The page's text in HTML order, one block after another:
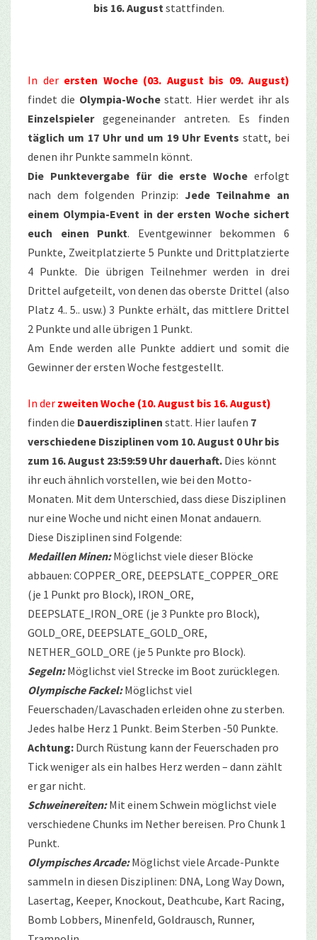
bis 16. Auguststattfinden.
In der ersten Woche (03. August bis 09. August)
findet die Olympia-Wochestatt. Hier werdet ihr als
Einzelspielergegeneinander antreten. Es finden
täglich um 17 Uhr und um 19 Uhr Events statt, bei
denen ihr Punkte sammeln könnt.
Die Punktevergabe für die erste Woche erfolgt
nach dem folgenden Prinzip: Jede Teilnahme an
einem Olympia-Event in der ersten Woche sichert
euch einen Punkt. Eventgewinner bekommen 6
Punkte, Zweitplatzierte 5 Punkte und Drittplatzierte
4 Punkte. Die übrigen Teilnehmer werden in drei
Drittel aufgeteilt, von denen das oberste Drittel (also
Platz 4.. 5.. usw.) 3 Punkte erhält, das mittlere Drittel
2 Punkte und alle übrigen 1 Punkt.
Am Ende werden alle Punkte addiert und somit die
Gewinner der ersten Woche festgestellt.
In der zweiten Woche (10. August bis 16. August)
finden die Dauerdisziplinen statt. Hier laufen 7
verschiedene Disziplinen vom 10. August 0 Uhr bis
zum 16. August 23:59:59 Uhr dauerhaft. Dies könnt
ihr euch ähnlich vorstellen, wie bei den Motto-
Monaten. Mit dem Unterschied, dass diese Disziplinen
nur eine Woche und nicht einen Monat andauern.
Diese Disziplinen sind Folgende:
Medaillen Minen:Möglichst viele dieser Blöcke
abbauen: COPPER_ORE, DEEPSLATE_COPPER_ORE
(je 1 Punkt pro Block), IRON_ORE,
DEEPSLATE_IRON_ORE (je 3 Punkte pro Block),
GOLD_ORE, DEEPSLATE_GOLD_ORE,
NETHER_GOLD_ORE (je 5 Punkte pro Block).
Segeln:Möglichst viel Strecke im Boot zurücklegen.
Olympische Fackel: Möglichst viel
Feuerschaden/Lavaschaden erleiden ohne zu sterben.
Jedes halbe Herz 1 Punkt. Beim Sterben -50 Punkte.
Achtung: Durch Rüstung kann der Feuerschaden pro
Tick weniger als ein halbes Herz werden – dann zählt
er gar nicht.
Schweinereiten:Mit einem Schwein möglichst viele
verschiedene Chunks im Nether bereisen. Pro Chunk 1
Punkt.
Olympisches Arcade:Möglichst viele Arcade-Punkte
sammeln in diesen Disziplinen: DNA, Long Way Down,
Lasertag, Keeper, Knockout, Deathcube, Kart Racing,
Bomb Lobbers, Minenfeld, Goldrausch, Runner,